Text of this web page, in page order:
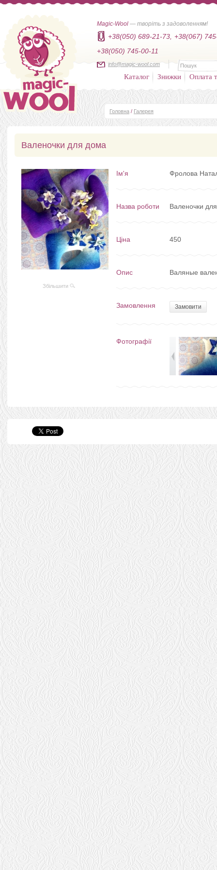
Magic-Wool — творіть з задоволенням!
+38(050) 689-21-73,
+38(067)
+38(050) 745-00-11
info@magic-wool.com
Каталог Знижки Оплата
Головна / Галерея
Валеночки для дома
Збільшити
Ім'я Фролова
Назва роботи Валеночки
Ціна 450
Опис Валяные
Замовлення Замовити
Фотографії